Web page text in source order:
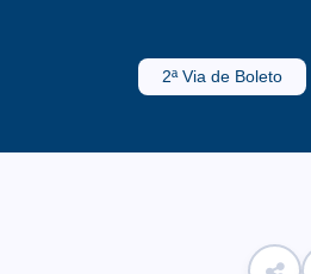
2ª Via de Boleto